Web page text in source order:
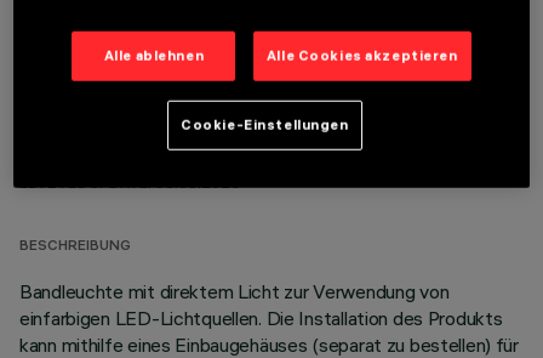
TECHNISCHE DATEN
LETZTES UPDATE: 05.08.2026
BESCHREIBUNG
Bandleuchte mit direktem Licht zur Verwendung von
einfarbigen LED-Lichtquellen. Die Installation des Produkts
kann mithilfe eines Einbaugehäuses (separat zu bestellen) für
Alle ablehnen Alle Cookies akzeptieren
Cookie-Einstellungen